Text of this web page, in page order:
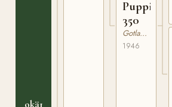
okänt
Puppi
350
Gotlandsruss
1946